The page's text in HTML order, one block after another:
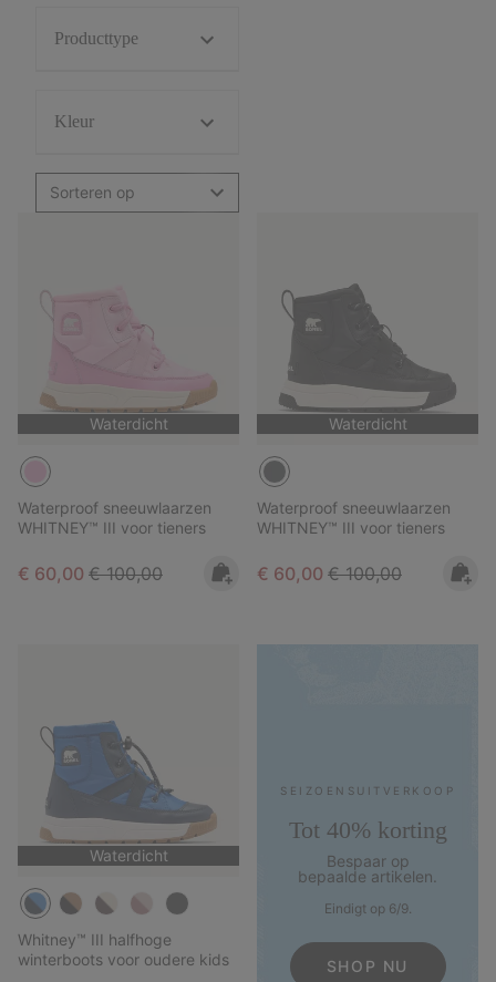
Producttype
Kleur
Sorteren op
Waterdicht
Waterproof sneeuwlaarzen
WHITNEY™ III voor tieners
Sale price:
€ 60,00 Regular price:
€ 100,00
Waterdicht
Waterproof sneeuwlaarzen
WHITNEY™ III voor tieners
Sale price:
€ 60,00 Regular price:
€ 100,00
Waterdicht
Whitney™ III halfhoge
winterboots voor oudere kids
SEIZOENS­UITVERKOOP
Tot 40% korting
Bespaar op
bepaalde artikelen.
Eindigt op 6/9.
SHOP NU